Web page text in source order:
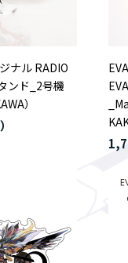
ナル RADIO
ンド_2号機
）